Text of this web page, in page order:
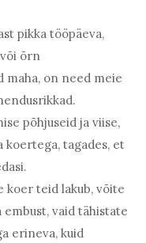
pikka tööpäeva,
õrn
maha, on need meie
põhjuseid ja viise,
koertega, tagades, et
koer teid lakub, võite
vaid tähistate
erineva, kuid